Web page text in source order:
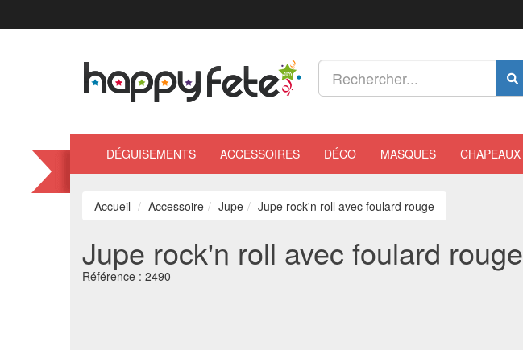
DÉGUISEMENTS ACCESSOIRES DÉCO MASQUES CHAPEAUX
Accueil Accessoire Jupe Jupe rock'n roll avec foulard rouge
Jupe rock'n roll avec foulard rouge
Référence : 2490